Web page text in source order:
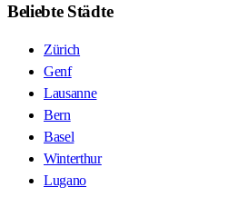
Beliebte Städte
Zürich
Genf
Lausanne
Bern
Basel
Winterthur
Lugano